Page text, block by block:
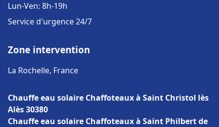
Lun-Ven: 8h-19h
Service d'urgence 24/7
Zone intervention
La Rochelle, France
Chauffe eau solaire Chaffoteaux à Saint Christol lès
Alès 30380
Chauffe eau solaire Chaffoteaux à Saint Philbert de